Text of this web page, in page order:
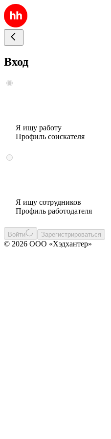
Вход
Я ищу работу
Профиль соискателя
Я ищу сотрудников
Профиль работодателя
Войти Зарегистрироваться
© 2026 ООО «Хэдхантер»